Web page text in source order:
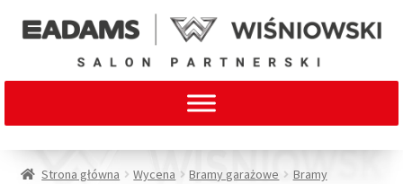
Strona główna Wycena Bramy garażowe
Bramy